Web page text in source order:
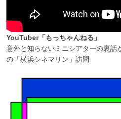
YouTuber「もっちゃんねる」
意外と知らないミニシアターの裏
の「横浜シネマリン」訪問